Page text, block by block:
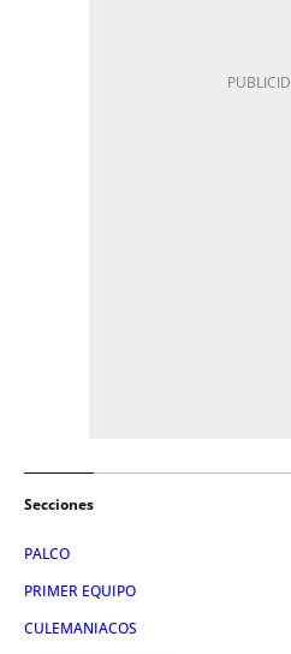
Secciones
PALCO
PRIMER EQUIPO
CULEMANIACOS